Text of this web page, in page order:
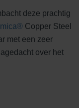
deze prachtig
Copper Steel
met een zeer
over het